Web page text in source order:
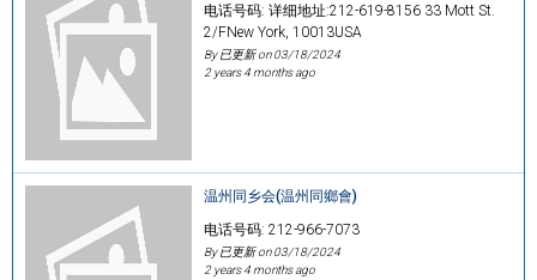
电话号码: 详细地址:212-619-8156 33 Mott St.
2/FNew York, 10013USA
By 已更新 on03/18/2024
2 years 4 months ago
温州同乡会(温州同鄉會)
电话号码: 212-966-7073
By 已更新 on03/18/2024
2 years 4 months ago